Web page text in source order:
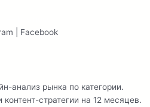
| Facebook
анализ рынка по категории.
контент-стратегии на 12 месяцев.